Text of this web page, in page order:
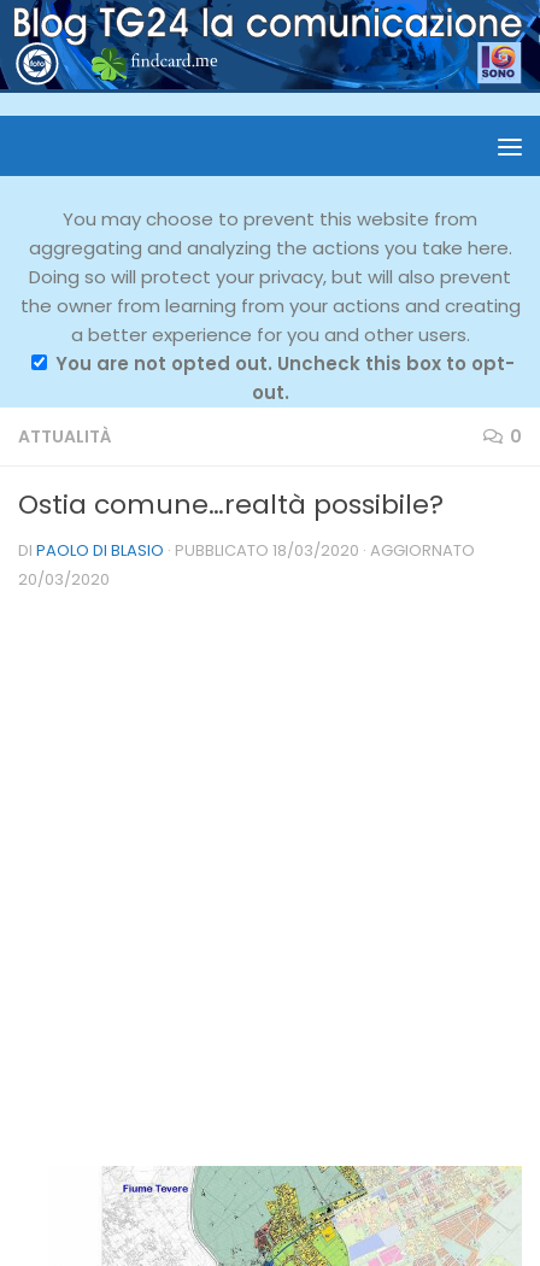
You may choose to prevent this website from
aggregating and analyzing the actions you take here.
Doing so will protect your privacy, but will also prevent
the owner from learning from your actions and creating
a better experience for you and other users.
You are not opted out. Uncheck this box to opt-
out.
ATTUALITÀ 0
Ostia comune…realtà possibile?
DI PAOLO DI BLASIO · PUBBLICATO 18/03/2020 · AGGIORNATO
20/03/2020